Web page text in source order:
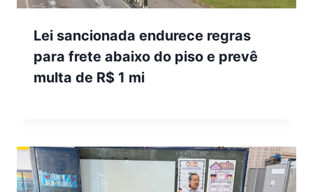
Lei sancionada endurece regras
para frete abaixo do piso e prevê
multa de R$ 1 mi